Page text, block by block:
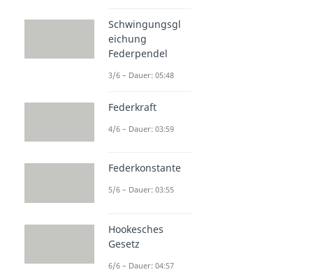
Schwingungsgl
eichung
Federpendel
3/6 – Dauer: 05:48
Federkraft
4/6 – Dauer: 03:59
Federkonstante
5/6 – Dauer: 03:55
Hookesches
Gesetz
6/6 – Dauer: 04:57